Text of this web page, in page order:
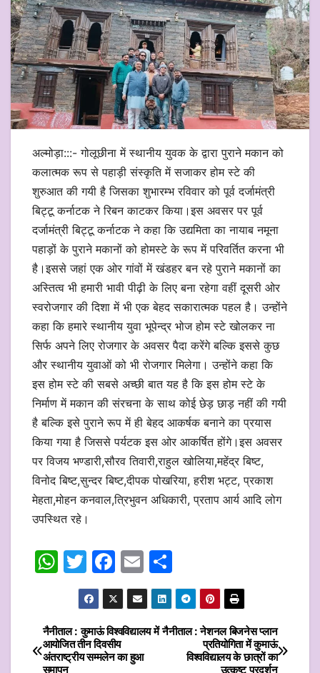
अल्मोड़ा:::- गोलूछीना में स्थानीय युवक के द्वारा पुराने मकान को
कलात्मक रूप से पहाड़ी संस्कृति में सजाकर होम स्टे की
शुरुआत की गयी है जिसका शुभारम्भ रविवार को पूर्व दर्जामंत्री
बिट्टू कर्नाटक ने रिबन काटकर किया।इस अवसर पर पूर्व
दर्जामंत्री बिट्टू कर्नाटक ने कहा कि उद्यमिता का नायाब नमूना
पहाड़ों के पुराने मकानों को होमस्टे के रूप में परिवर्तित करना भी
है।इससे जहां एक ओर गांवों में खंडहर बन रहे पुराने मकानों का
अस्तित्व भी हमारी भावी पीढ़ी के लिए बना रहेगा वहीं दूसरी ओर
स्वरोजगार की दिशा में भी एक बेहद सकारात्मक पहल है। उन्होंने
कहा कि हमारे स्थानीय युवा भूपेन्द्र भोज होम स्टे खोलकर ना
सिर्फ अपने लिए रोजगार के अवसर पैदा करेंगे बल्कि इससे कुछ
और स्थानीय युवाओं को भी रोजगार मिलेगा। उन्होंने कहा कि
इस होम स्टे की सबसे अच्छी बात यह है कि इस होम स्टे के
निर्माण में मकान की संरचना के साथ कोई छेड़ छाड़ नहीं की गयी
है बल्कि इसे पुराने रूप में ही बेहद आकर्षक बनाने का प्रयास
किया गया है जिससे पर्यटक इस ओर आकर्षित होंगे।इस अवसर
पर विजय भण्डारी,सौरव तिवारी,राहुल खोलिया,महेंद्र बिष्ट,
विनोद बिष्ट,सुन्दर बिष्ट,दीपक पोखरिया, हरीश भट्ट, प्रकाश
मेहता,मोहन कनवाल,त्रिभुवन अधिकारी, प्रताप आर्य आदि लोग
उपस्थित रहे।
W
at
s
A
T
w
itt
er
F
a
c
e
b
E
m
ai
l
h
ar
e
Post
नैनीताल : नेशनल बिजनेस प्लान
प्रतियोगिता में कुमाऊं
विश्वविद्यालय के छात्रों का
उत्कृष्ट प्रदर्शन
नैनीताल : कुमाऊं विश्वविद्यालय में
आयोजित तीन दिवसीय
अंतराष्ट्रीय सम्मलेन का हुआ
समापन